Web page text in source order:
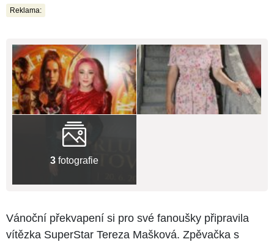
Reklama:
3 fotografie
Vánoční překvapení si pro své fanoušky připravila
vítězka SuperStar Tereza Mašková. Zpěvačka s